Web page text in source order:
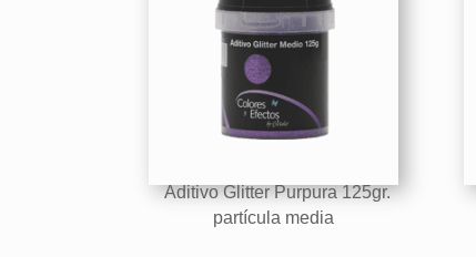
Aditivo Glitter Purpura 125gr.
partícula media